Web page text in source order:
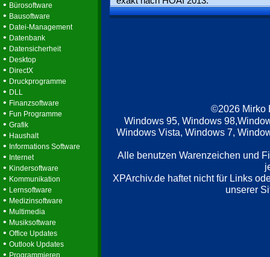
• Bürosoftware
• Bausoftware
• Datei-Management
• Datenbank
• Datensicherheit
• Desktop
• DirectX
• Druckprogramme
• DLL
• Finanzsoftware
• Fun Programme
• Grafik
• Haushalt
• Informations Software
• Internet
• Kindersoftware
• Kommunikation
• Lernsoftware
• Medizinsoftware
• Multimedia
• Musiksoftware
• Office Updates
• Outlook Updates
• Programmieren
©2026 Mirko
Windows 95, Windows
Windows Vista, Windows 7,
Alle benutzen Warenzeichen und
XPArchiv.de haftet nicht für Links
unserer